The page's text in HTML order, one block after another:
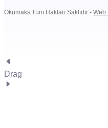
Okumaks Tüm Hakları Saklıdır - Web
Drag